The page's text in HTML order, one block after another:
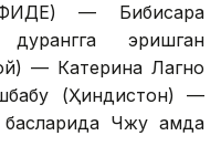
— Бибисара
дурангга эришган
— Катерина Лагно
(Ҳиндистон) —
Чжу ҳамда